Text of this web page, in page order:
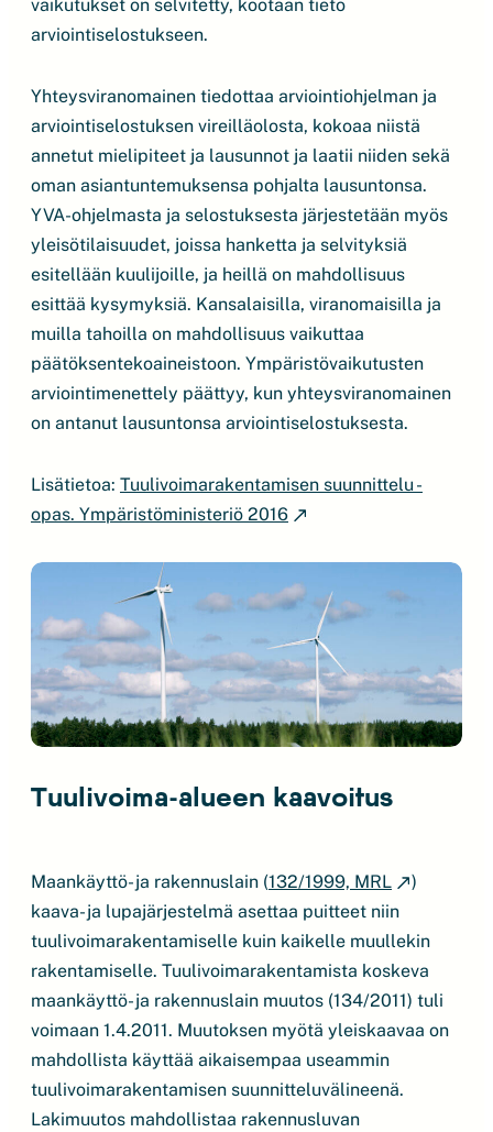
vaikutukset on selvitetty, kootaan tieto
arviointiselostukseen.
Yhteysviranomainen tiedottaa arviointiohjelman ja
arviointiselostuksen vireilläolosta, kokoaa niistä
annetut mielipiteet ja lausunnot ja laatii niiden sekä
oman asiantuntemuksensa pohjalta lausuntonsa.
YVA-ohjelmasta ja selostuksesta järjestetään myös
yleisötilaisuudet, joissa hanketta ja selvityksiä
esitellään kuulijoille, ja heillä on mahdollisuus
esittää kysymyksiä. Kansalaisilla, viranomaisilla ja
muilla tahoilla on mahdollisuus vaikuttaa
päätöksentekoaineistoon. Ympäristövaikutusten
arviointimenettely päättyy, kun yhteysviranomainen
on antanut lausuntonsa arviointiselostuksesta.
Lisätietoa: Tuulivoimarakentamisen suunnittelu -
opas. Ympäristöministeriö 2016
Tuulivoima-alueen kaavoitus
Maankäyttö- ja rakennuslain (132/1999, MRL
)
kaava- ja lupajärjestelmä asettaa puitteet niin
tuulivoimarakentamiselle kuin kaikelle muullekin
rakentamiselle. Tuulivoimarakentamista koskeva
maankäyttö- ja rakennuslain muutos (134/2011) tuli
voimaan 1.4.2011. Muutoksen myötä yleiskaavaa on
mahdollista käyttää aikaisempaa useammin
tuulivoimarakentamisen suunnitteluvälineenä.
Lakimuutos mahdollistaa rakennusluvan